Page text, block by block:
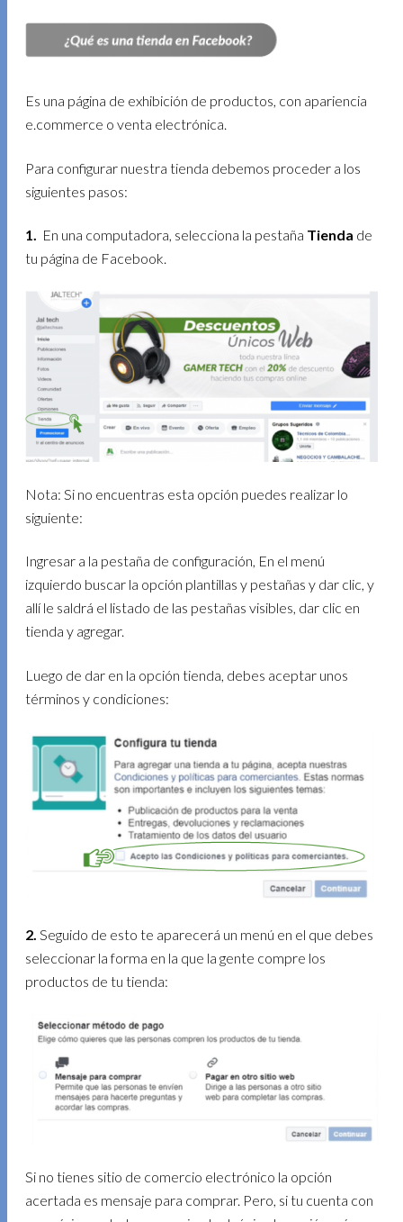
Es una página de exhibición de productos, con apariencia
e.commerce o venta electrónica.
Para configurar nuestra tienda debemos proceder a los
siguientes pasos:
1. En una computadora, selecciona la pestaña Tienda de
tu página de Facebook.
Nota: Si no encuentras esta opción puedes realizar lo
siguiente:
Ingresar a la pestaña de configuración, En el menú
izquierdo buscar la opción plantillas y pestañas y dar clic, y
allí le saldrá el listado de las pestañas visibles, dar clic en
tienda y agregar.
Luego de dar en la opción tienda, debes aceptar unos
términos y condiciones:
2.Seguido de esto te aparecerá un menú en el que debes
seleccionar la forma en la que la gente compre los
productos de tu tienda:
Si no tienes sitio de comercio electrónico la opción
acertada es mensaje para comprar. Pero, si tu cuenta con